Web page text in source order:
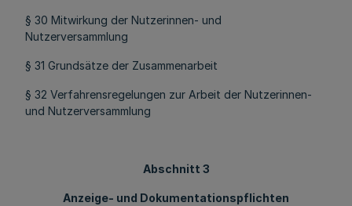
§ 30 Mitwirkung der Nutzerinnen- und
Nutzerversammlung
§ 31 Grundsätze der Zusammenarbeit
§ 32 Verfahrensregelungen zur Arbeit der Nutzerinnen-
und Nutzerversammlung
Abschnitt 3
Anzeige- und Dokumentationspflichten